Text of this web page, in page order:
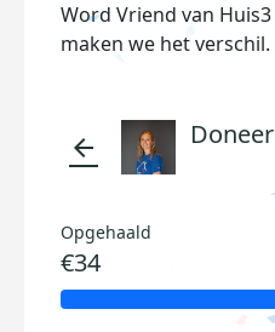
Word Vriend van
maken we het verschil.
arrow_back
Opgehaald
€34